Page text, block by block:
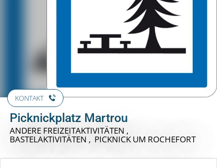
KONTAKT
Picknickplatz Martrou
ANDERE FREIZEITAKTIVITÄTEN ,
BASTELAKTIVITÄTEN , PICKNICK UM ROCHEFORT